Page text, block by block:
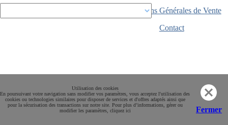
Utilisation des cookies
En poursuivant votre navigation sans modifier vos paramètres, vous acceptez l'utilisation des
cookies ou technologies similaires pour disposer de services et d'offres adaptés ainsi que
pour la sécurisation des transactions sur notre site. Pour plus d’informations, gérer ou
modifier les paramètres, cliquez ici
Fermer
Paiement sécurisé
Conditions Générales de Vente
Contact